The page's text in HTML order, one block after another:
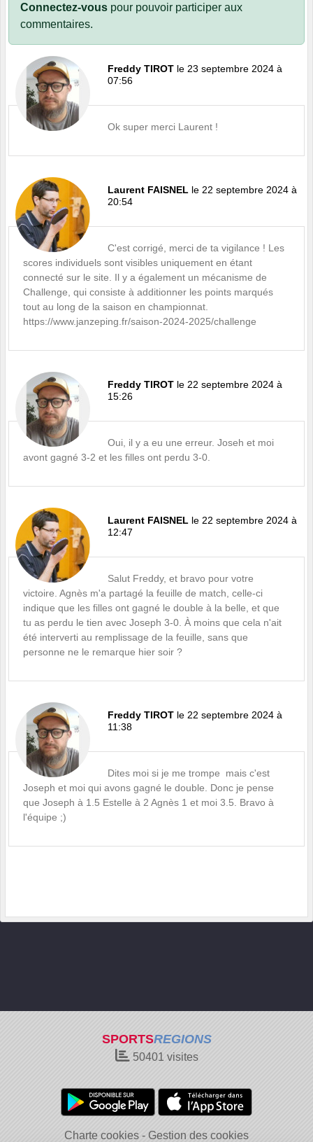
Connectez-vous pour pouvoir participer aux
commentaires.
Freddy TIROT le 23 septembre 2024 à
07:56
Ok super merci Laurent !
Laurent FAISNEL le 22 septembre 2024 à
20:54
C'est corrigé, merci de ta vigilance ! Les
scores individuels sont visibles uniquement en étant
connecté sur le site. Il y a également un mécanisme de
Challenge, qui consiste à additionner les points marqués
tout au long de la saison en championnat.
https://www.janzeping.fr/saison-2024-2025/challenge
Freddy TIROT le 22 septembre 2024 à
15:26
Oui, il y a eu une erreur. Joseh et moi
avont gagné 3-2 et les filles ont perdu 3-0.
Laurent FAISNEL le 22 septembre 2024 à
12:47
Salut Freddy, et bravo pour votre
victoire. Agnès m'a partagé la feuille de match, celle-ci
indique que les filles ont gagné le double à la belle, et que
tu as perdu le tien avec Joseph 3-0. À moins que cela n'ait
été interverti au remplissage de la feuille, sans que
personne ne le remarque hier soir ?
Freddy TIROT le 22 septembre 2024 à
11:38
Dites moi si je me trompe mais c'est
Joseph et moi qui avons gagné le double. Donc je pense
que Joseph à 1.5 Estelle à 2 Agnès 1 et moi 3.5. Bravo à
l'équipe ;)
SPORTSREGIONS
50401 visites
Charte cookies Gestion des cookies